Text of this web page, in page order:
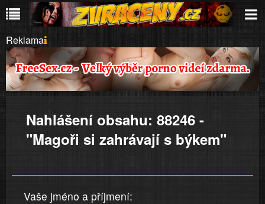
Reklama
Nahlášení obsahu: 88246 -
"Magoři si zahrávají s býkem"
Vaše jméno a příjmení: